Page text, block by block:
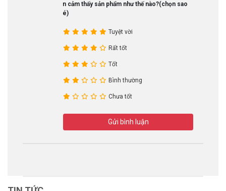
Bạn cảm thấy sản phẩm như thế nào?(chọn sao
nhé)
Tuyệt vời
Rất tốt
Tốt
Bình thường
Chưa tốt
Gửi bình luận